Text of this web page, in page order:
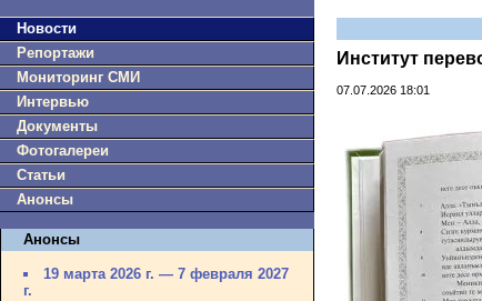
Новости
Репортажи
Мониторинг СМИ
Интервью
Документы
Фотогалереи
Статьи
Анонсы
Анонсы
19 марта 2026 г. — 7 февраля 2027
г.
Институт
07.07.2026 18:01